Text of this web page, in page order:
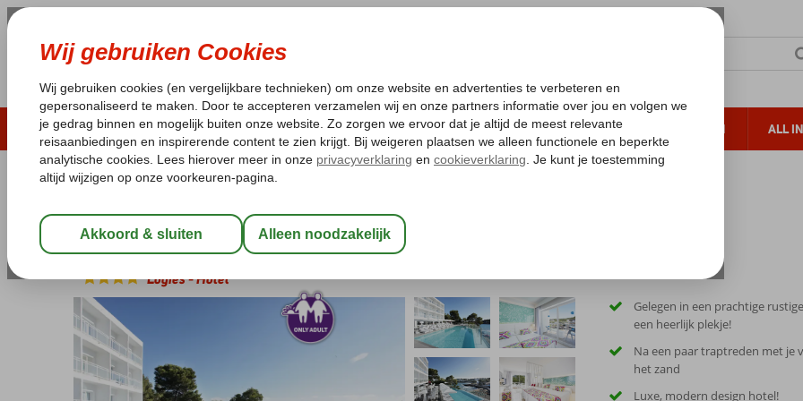
ZOMER 2026 LAST MINUTES WINTERZON ZONVAKANTIES VERRE REIZEN ALL
Laagsteprijsgarantie* Geen fueltoeslag Gratis annuleren*
Home
Spanje Balearen Ibiza Portinatx Grupotel Ibiza Beach Resort
Grupotel Ibiza Beach Resort
Logies-Hotel
Gelegen in een prachtige
een heerlijk plekje!
Na een paar traptreden met je
het zand
Luxe, modern design hotel!